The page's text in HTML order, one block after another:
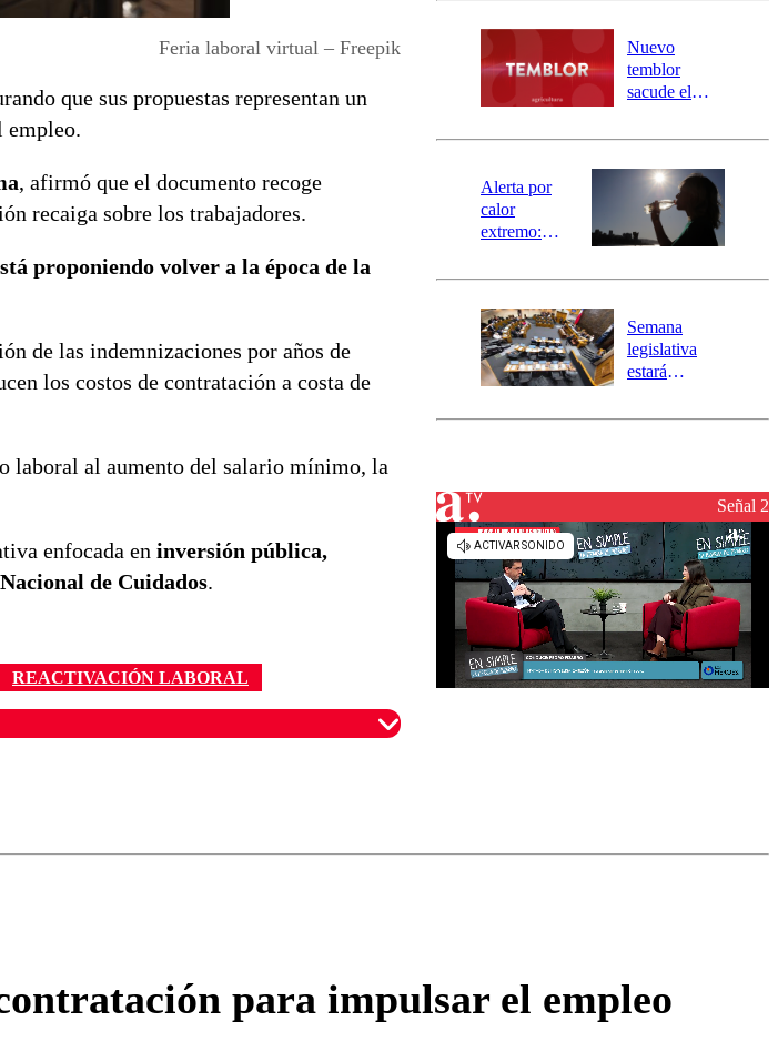
Feria laboral virtual – Freepik
que sus propuestas representan un
empleo.
, afirmó que el documento recoge
recaiga sobre los trabajadores.
proponiendo volver a la época de la
de las indemnizaciones por años de
los costos de contratación a costa de
laboral al aumento del salario mínimo, la
enfocada en inversión pública,
de Cuidados.
REACTIVACIÓN LABORAL
río Damas:
activa
mensajería
SAE
Nuevo
temblor
sacude el
revisa la
epicentro
Alerta por
calor
extremo:
activa Alerta
Preventiva en
tres comunas
Semana
legislativa
estará
el fin de la
reconstrucciónSeñal 2
para impulsar el empleo